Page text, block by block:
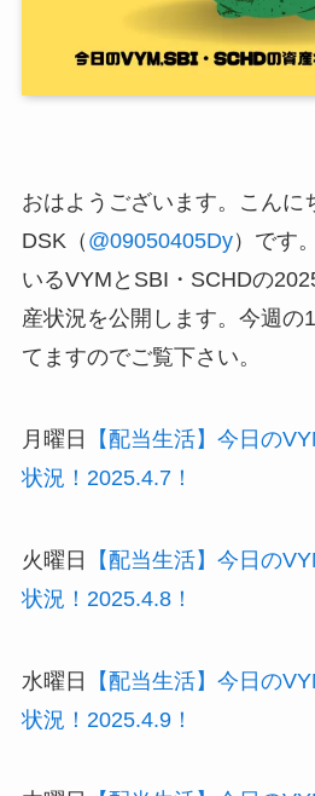
おはようございます。こんに
DSK（ @09050405Dy）です
いるVYMとSBI・SCHDの
産状況を公開します。今週の
てますのでご覧下さい。
月曜日
【配当生活】今日の
状況！2025.4.7！
火曜日
【配当生活】今日の
状況！2025.4.8！
水曜日
【配当生活】今日の
状況！2025.4.9！